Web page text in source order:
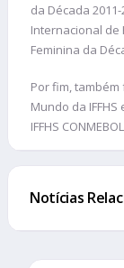
da Década
Internacional de
Feminina da
Por fim,
Mundo da
IFFHS
Notícias